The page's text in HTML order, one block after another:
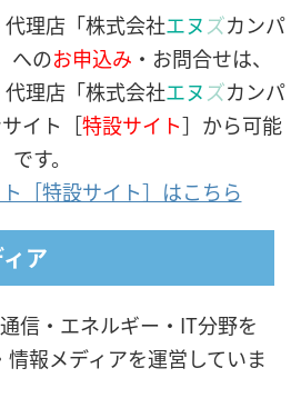
理店「株式会社エヌ ズカンパ
へのお申込み ・お問合せは、
理店「株式会社エヌ ズカンパ
イト［特設サイト］から可能
です。
［特設サイト］はこちら
ア
信・エネルギー・IT分野を
報メディアを運営していま